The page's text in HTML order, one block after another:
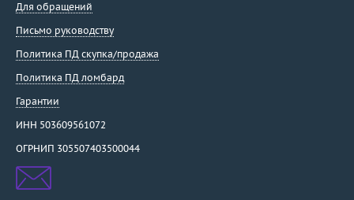
Для обращений
Письмо руководству
Политика ПД скупка/продажа
Политика ПД ломбард
Гарантии
ИНН 503609561072
ОГРНИП 305507403500044